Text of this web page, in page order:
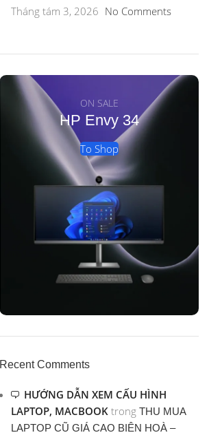
Tháng tám 3, 2026 No Comments
ON SALE
HP Envy 34
To Shop
Recent Comments
HƯỚNG DẪN XEM CẤU HÌNH
LAPTOP, MACBOOK trong THU MUA
LAPTOP CŨ GIÁ CAO BIÊN HOÀ –